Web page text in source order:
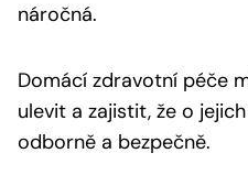
náročná.
Domácí zdravotní péče
ulevit a zajistit, že o
odborně a bezpečně.